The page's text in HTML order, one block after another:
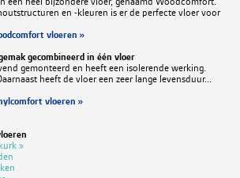
en -kleuren is er de perfecte vloer voor
vloeren »
gecombineerd in één vloer
gemonteerd en heeft een isolerende werking.
heeft de vloer een zeer lange levensduur...
vloeren »
»